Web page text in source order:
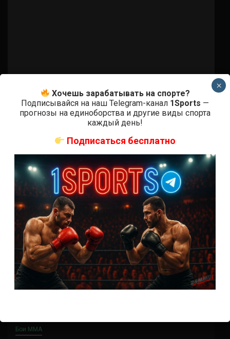
Бои ММА
Билли Куарантилло – Гэвин Такер
Решит Сабитов
Бои ММА
Хочешь зарабатывать на спорте?
Подписывайся на наш Telegram-канал 1Sports —
прогнозы на единоборства и другие виды спорта
каждый день!
Подписаться бесплатно
×